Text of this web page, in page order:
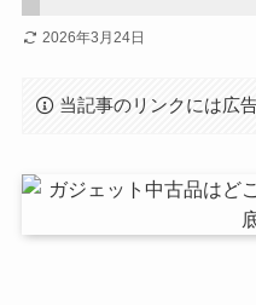
2026年3月24日
当記事のリンクには広